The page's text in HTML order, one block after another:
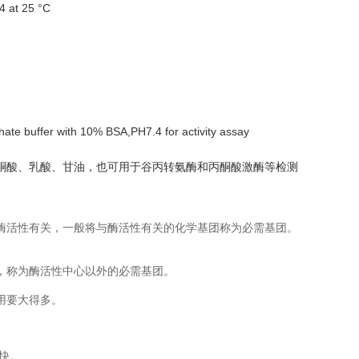
at 25 °C
buffer with 10% BSA,PH7.4 for activity assay
、乳酸、甘油，也可用于谷丙转氨酶和丙酮酸激酶等检测
性有关，一般将与酶活性有关的化学基团称为必需基团。
为酶活性中心以外的必需基团。
大得多。
。